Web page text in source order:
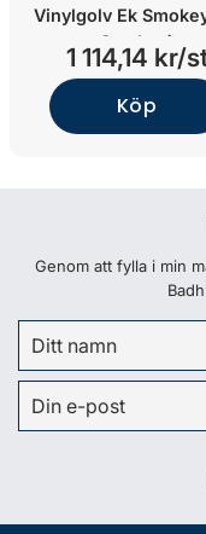
Vinylgolv Ek
Smokey)
1 114,14 kr/
Köp
Genom att fylla i min